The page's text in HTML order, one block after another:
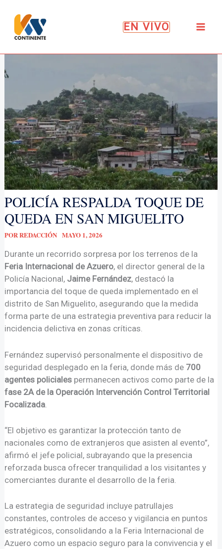
contenido
EN VIVO
POLICÍA RESPALDA TOQUE DE
QUEDA EN SAN MIGUELITO
PORREDACCIÓN MAYO 1, 2026
Durante un recorrido sorpresa por los terrenos de la
Feria Internacional de Azuero, el director general de la
Policía Nacional, Jaime Fernández, destacó la
importancia del toque de queda implementado en el
distrito de San Miguelito, asegurando que la medida
forma parte de una estrategia preventiva para reducir la
incidencia delictiva en zonas críticas.
Fernández supervisó personalmente el dispositivo de
seguridad desplegado en la feria, donde más de 700
agentes policiales permanecen activos como parte de la
fase 2A de la Operación Intervención Control Territorial
Focalizada
“El objetivo es garantizar la protección tanto de
nacionales como de extranjeros que asisten al evento”,
afirmó el jefe policial, subrayando que la presencia
reforzada busca ofrecer tranquilidad a los visitantes y
comerciantes durante el desarrollo de la feria.
La estrategia de seguridad incluye patrullajes
constantes, controles de acceso y vigilancia en puntos
estratégicos, consolidando a la Feria Internacional de
Azuero como un espacio seguro para la convivencia y el